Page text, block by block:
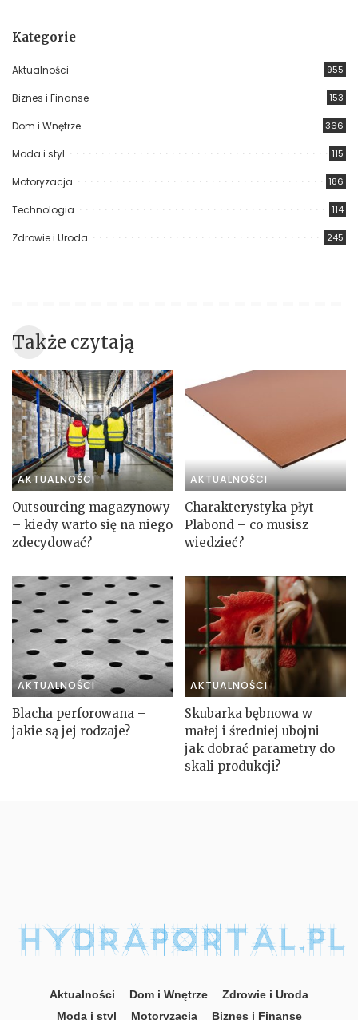
Kategorie
Aktualności 955
Biznes i Finanse 153
Dom i Wnętrze 366
Moda i styl 115
Motoryzacja 186
Technologia 114
Zdrowie i Uroda 245
Także czytają
AKTUALNOŚCI
Outsourcing magazynowy
– kiedy warto się na niego
zdecydować?
AKTUALNOŚCI
Charakterystyka płyt
Plabond – co musisz
wiedzieć?
AKTUALNOŚCI
Blacha perforowana –
jakie są jej rodzaje?
AKTUALNOŚCI
Skubarka bębnowa w
małej i średniej ubojni –
jak dobrać parametry do
skali produkcji?
Aktualności Dom i Wnętrze
Zdrowie i Uroda
Moda i styl
Motoryzacja Biznes i Finanse